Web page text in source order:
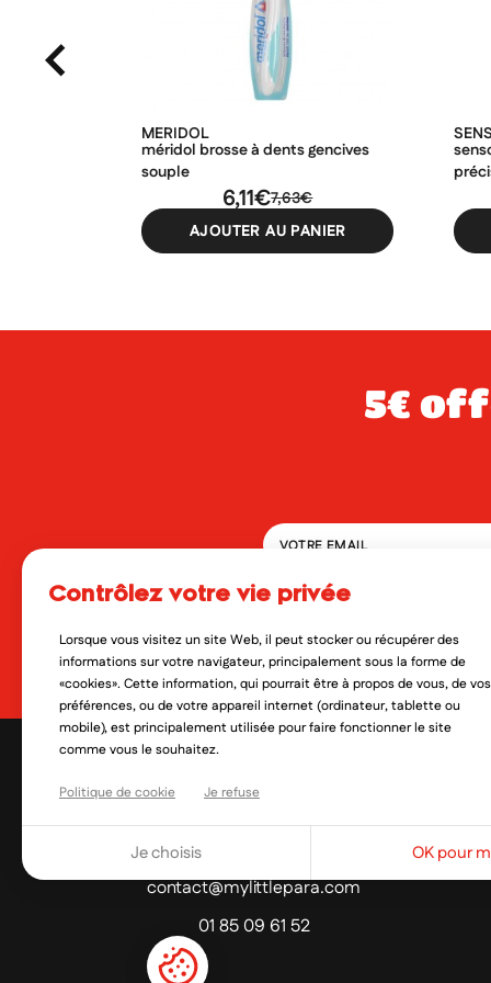
MERIDOL
méridol brosse à dents gencives
souple
7,63€
6,11€
AJOUTER AU PANIER
5€ offerts dès 49€ d’achat sur votre
En soumettant ce
Oui, je veux découvrir les
contact@mylittlepara.com
01 85 09 61 52
contrôlez votre vie privée
Lorsque vous visitez un site Web, il peut stocker ou récupérer des
informations sur votre navigateur, principalement sous la forme de
«cookies». Cette information, qui pourrait être à propos de vous, de vos
préférences, ou de votre appareil internet (ordinateur, tablette ou
mobile), est principalement utilisée pour faire fonctionner le site
comme vous le souhaitez.
Politique de cookie Je refuse
Je choisis OK pour